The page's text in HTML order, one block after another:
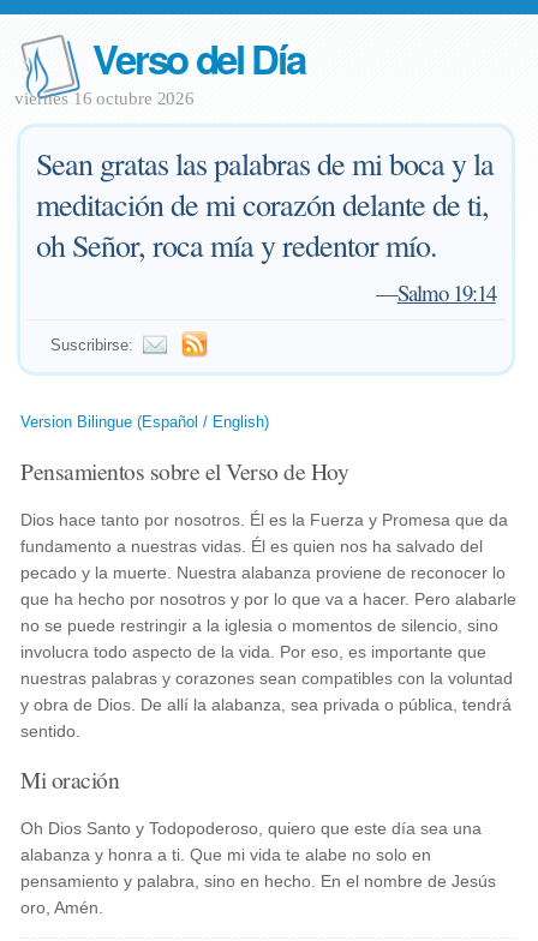
Verso del Día
viernes 16 octubre 2026
Sean gratas las palabras de mi boca y la
meditación de mi corazón delante de ti,
oh Señor, roca mía y redentor mío.
—Salmo 19:14
Suscribirse:
Version Bilingue (Español / English)
Pensamientos sobre el Verso de Hoy
Dios hace tanto por nosotros. Él es la Fuerza y Promesa que da
fundamento a nuestras vidas. Él es quien nos ha salvado del
pecado y la muerte. Nuestra alabanza proviene de reconocer lo
que ha hecho por nosotros y por lo que va a hacer. Pero alabarle
no se puede restringir a la iglesia o momentos de silencio, sino
involucra todo aspecto de la vida. Por eso, es importante que
nuestras palabras y corazones sean compatibles con la voluntad
y obra de Dios. De allí la alabanza, sea privada o pública, tendrá
sentido.
Mi oración
Oh Dios Santo y Todopoderoso, quiero que este día sea una
alabanza y honra a ti. Que mi vida te alabe no solo en
pensamiento y palabra, sino en hecho. En el nombre de Jesús
oro, Amén.